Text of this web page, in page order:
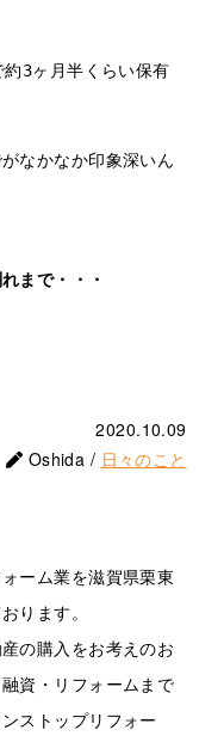
3ヶ月半くらい保有
なかなか印象深いん
2020.10.09
Oshida / 日々のこと
ーム業を滋賀県栗東
ります。
の購入をお考えのお
資・リフォームまで
ストップリフォー